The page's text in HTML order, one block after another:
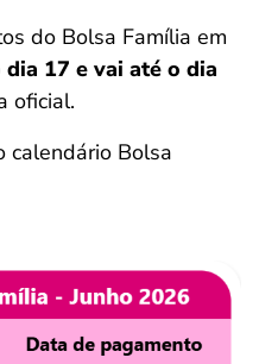
do Bolsa Família em
dia 17 e vai até o dia
oficial.
calendário Bolsa